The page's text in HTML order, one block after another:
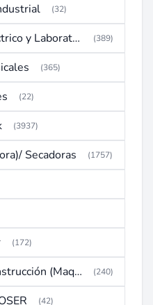
(32)
Instrumental (Eléctrico y Laboratorio) (389)
(365)
(22)
(3937)
Secadoras (1757)
(172)
Maquinaria de Construcción (Maquinaria Pesada) (240)
(42)